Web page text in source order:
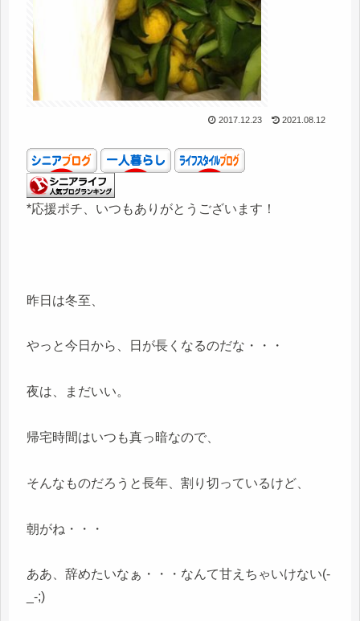
2017.12.23 2021.08.12
*応援ポチ、いつもありがとうございます！
昨日は冬至、
やっと今日から、日が長くなるのだな・・・
夜は、まだいい。
帰宅時間はいつも真っ暗なので、
そんなものだろうと長年、割り切っているけど、
朝がね・・・
ああ、辞めたいなぁ・・・なんて甘えちゃいけない(-
_-;)